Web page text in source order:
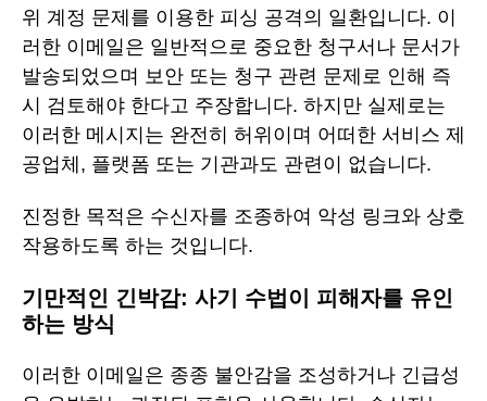
위 계정 문제를 이용한 피싱 공격의 일환입니다. 이
러한 이메일은 일반적으로 중요한 청구서나 문서가
발송되었으며 보안 또는 청구 관련 문제로 인해 즉
시 검토해야 한다고 주장합니다. 하지만 실제로는
이러한 메시지는 완전히 허위이며 어떠한 서비스 제
공업체, 플랫폼 또는 기관과도 관련이 없습니다.
진정한 목적은 수신자를 조종하여 악성 링크와 상호
작용하도록 하는 것입니다.
기만적인 긴박감: 사기 수법이 피해자를 유인
하는 방식
이러한 이메일은 종종 불안감을 조성하거나 긴급성